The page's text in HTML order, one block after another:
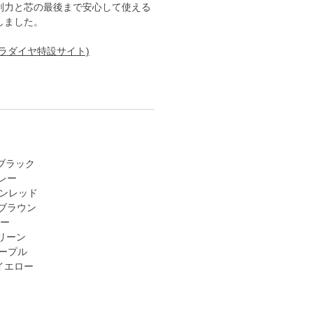
力と芯の最後まで安心して使える
した。
ダイヤ特設サイト)
ラック
ー
レッド
ラウン
ーン
プル
エロー